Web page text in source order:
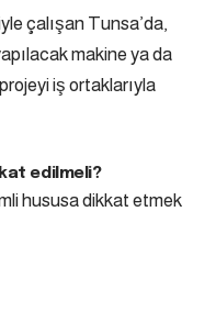
çalışan Tunsa’da,
makine ya da
iş ortaklarıyla
edilmeli?
hususa dikkat etmek